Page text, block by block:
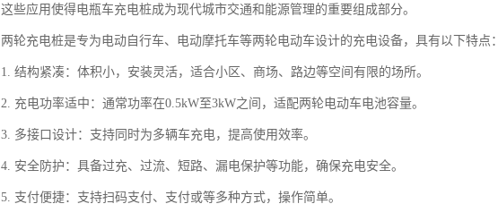
这些应用使得电瓶车充电桩成为现代城市交通和能源管理的重要组成部分。
两轮充电桩是专为电动自行车、电动摩托车等两轮电动车设计的充电设备，具有以下特点：
1. 结构紧凑：体积小，安装灵活，适合小区、商场、路边等空间有限的场所。
2. 充电功率适中：通常功率在0.5kW至3kW之间，适配两轮电动车电池容量。
3. 多接口设计：支持同时为多辆车充电，提高使用效率。
4. 安全防护：具备过充、过流、短路、漏电保护等功能，确保充电安全。
5. 支付便捷：支持扫码支付、支付或等多种方式，操作简单。